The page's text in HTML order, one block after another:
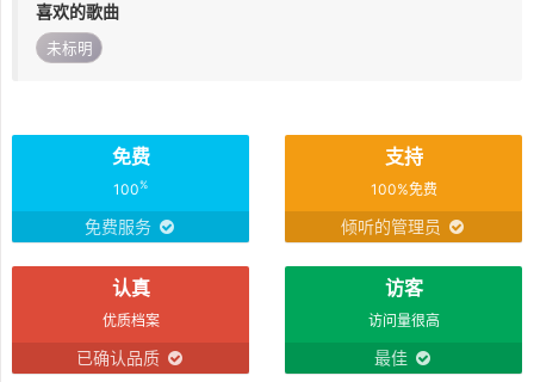
喜欢的歌曲
未标明
免费
100%
免费服务
支持
100%免费
倾听的管理员
认真
优质档案
已确认品质
访客
访问量很高
最佳